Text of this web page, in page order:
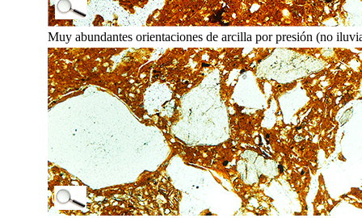
Muy abundantes orientaciones de arcilla por presión (no